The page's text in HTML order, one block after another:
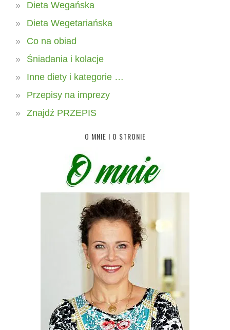
Dieta Wegańska
Dieta Wegetariańska
Co na obiad
Śniadania i kolacje
Inne diety i kategorie …
Przepisy na imprezy
Znajdź PRZEPIS
O MNIE I O STRONIE